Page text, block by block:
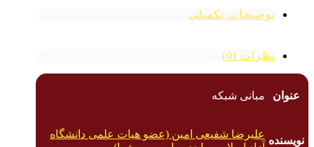
توضیحات تکمیلی
نظرات (0)
عنوان مبانی شبکه
نویسنده
علیرضا شفیعی امین (عضو هیات علمی دانشگاه